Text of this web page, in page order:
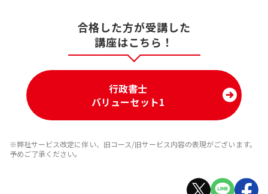
合格した方が受講した
講座はこちら！
行政書士
バリューセット1
※弊社サービス改定に伴い、旧コース/旧サービス内容の表現がございます。
予めご了承ください。